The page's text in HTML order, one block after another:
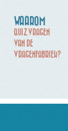
WAAROM
QUIZVRAGEN
VAN DE
VRAGENFABRIEK?